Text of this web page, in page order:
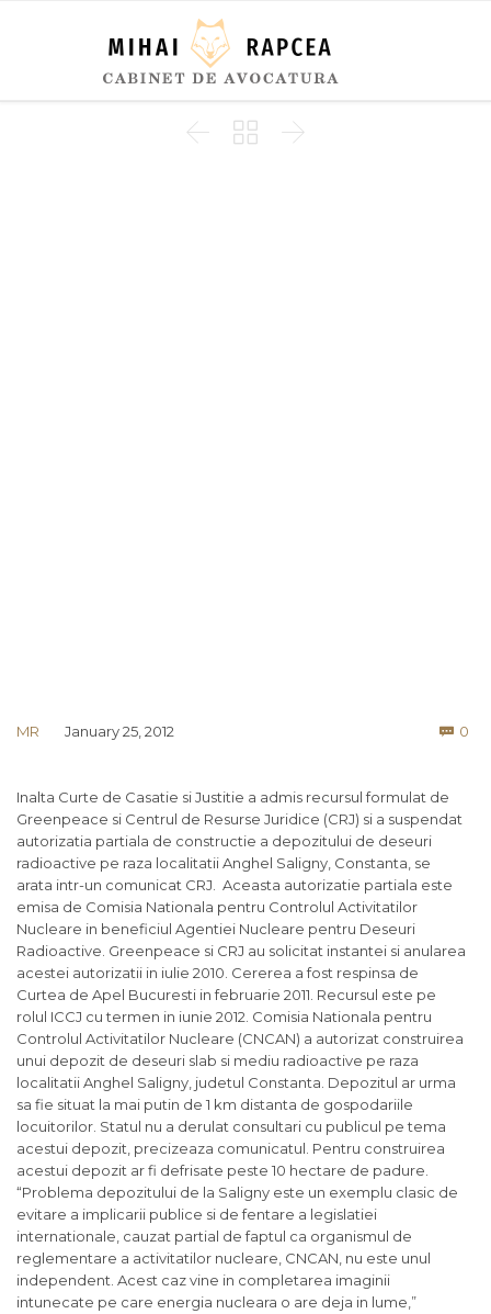
  
MR January 25, 2012  0
Inalta Curte de Casatie si Justitie a admis recursul formulat de
Greenpeace si Centrul de Resurse Juridice (CRJ) si a suspendat
autorizatia partiala de constructie a depozitului de deseuri
radioactive pe raza localitatii Anghel Saligny, Constanta, se
arata intr-un comunicat CRJ. Aceasta autorizatie partiala este
emisa de Comisia Nationala pentru Controlul Activitatilor
Nucleare in beneficiul Agentiei Nucleare pentru Deseuri
Radioactive. Greenpeace si CRJ au solicitat instantei si anularea
acestei autorizatii in iulie 2010. Cererea a fost respinsa de
Curtea de Apel Bucuresti in februarie 2011. Recursul este pe
rolul ICCJ cu termen in iunie 2012. Comisia Nationala pentru
Controlul Activitatilor Nucleare (CNCAN) a autorizat construirea
unui depozit de deseuri slab si mediu radioactive pe raza
localitatii Anghel Saligny, judetul Constanta. Depozitul ar urma
sa fie situat la mai putin de 1 km distanta de gospodariile
locuitorilor. Statul nu a derulat consultari cu publicul pe tema
acestui depozit, precizeaza comunicatul. Pentru construirea
acestui depozit ar fi defrisate peste 10 hectare de padure.
“Problema depozitului de la Saligny este un exemplu clasic de
evitare a implicarii publice si de fentare a legislatiei
internationale, cauzat partial de faptul ca organismul de
reglementare a activitatilor nucleare, CNCAN, nu este unul
independent. Acest caz vine in completarea imaginii
intunecate pe care energia nucleara o are deja in lume,”